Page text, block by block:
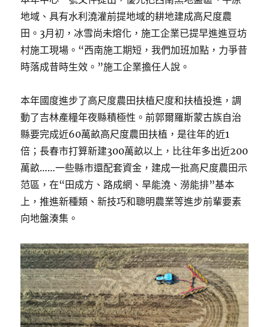
地域、具有水利澆灌前提地域的耕地建成高尺度農
田。3月初，冰雪尚未熔化，施工企業已提早進進豆坊
村施工現場。“西南施工期短，我們加班加點，力爭昔
時落成昔時生效。”施工企業擔任人說。
本年國度進步了高尺度農田扶植尺度和扶植投進，調
動了吉林產糧年夜縣積極性。前郭爾羅斯蒙古族自治
縣要完成近60萬畝高尺度農田扶植，是往年的近1
倍；長春市打算新建300萬畝以上，比往年多出近200
萬畝……一些縣市還配套資金，建成一批高尺度農田示
范區，在“田成方、路成網、旱能澆、澇能排”基本
上，推進新種類、新技巧和聰明農業等進步前輩要素
向地盤湊集。